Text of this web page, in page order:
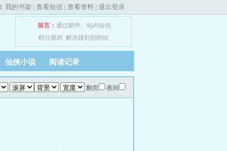
我的书架 | 查看短信 | 查看资料 | 退出登录
留言： 通过邮件、 站内短信
积分规则
解决跳到别的站
仙侠小说 阅读记录
翻页 夜间